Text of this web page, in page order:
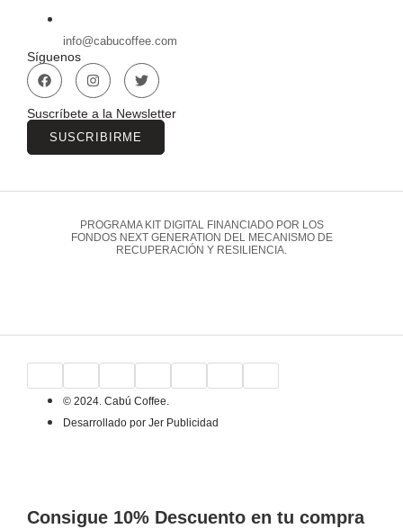
info@cabucoffee.com
Síguenos
Suscríbete a la Newsletter
SUSCRIBIRME
PROGRAMA KIT DIGITAL FINANCIADO POR LOS
FONDOS NEXT GENERATION DEL MECANISMO DE
RECUPERACIÓN Y RESILIENCIA.
© 2024. Cabú Coffee.
Desarrollado por Jer Publicidad
Consigue 10% Descuento en tu compra